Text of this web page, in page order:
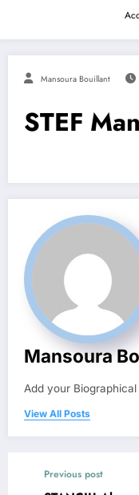
Mansoura Bouillant
STEF
Mansoura
Add your
View All Posts
Previous post